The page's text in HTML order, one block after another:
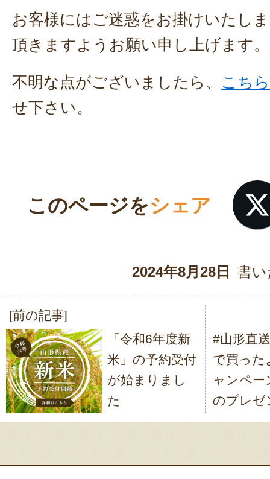
お客様にはご迷惑をお掛けいたし
頂きますようお願い申し上げます。
不明な点がございましたら、
こちら
せ下さい。
このページをシェア
2024年8月28日 書
投
稿
ナ
ビ
ゲ
[前の記事]
「令和6年度新
米」の予約受付
が始まりまし
た
#山形直
で買った
ャンペー
のプレゼ